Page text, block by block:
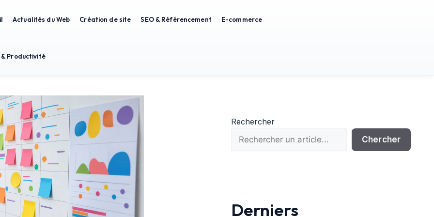
Actualités du Web Création de site SEO & Référencement E-commerce
Productivité
Rechercher
Chercher
Derniers